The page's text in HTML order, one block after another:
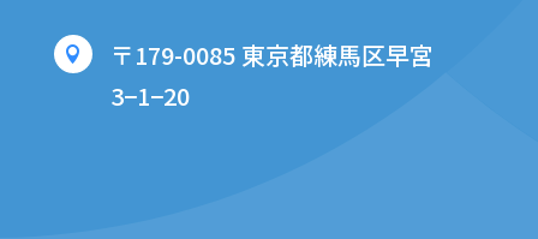

〒179-0085 東京都練馬区早宮
3−1−20